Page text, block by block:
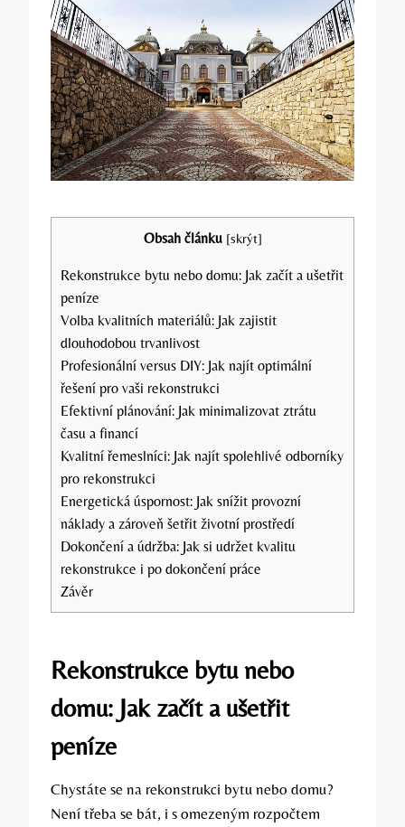
Obsah článku [skrýt]
Rekonstrukce bytu nebo domu: Jak začít a ušetřit
peníze
Volba kvalitních materiálů: Jak zajistit
dlouhodobou trvanlivost
Profesionální versus DIY: Jak najít optimální
řešení pro vaši rekonstrukci
Efektivní plánování: Jak minimalizovat ztrátu
času a financí
Kvalitní řemeslníci: Jak najít spolehlivé odborníky
pro rekonstrukci
Energetická úspornost: Jak snížit provozní
náklady a zároveň šetřit životní prostředí
Dokončení a údržba: Jak si udržet kvalitu
rekonstrukce i po dokončení práce
Závěr
Rekonstrukce bytu nebo
domu: Jak začít a ušetřit
peníze
Chystáte se na rekonstrukci bytu nebo domu?
Není třeba se bát, i s omezeným rozpočtem